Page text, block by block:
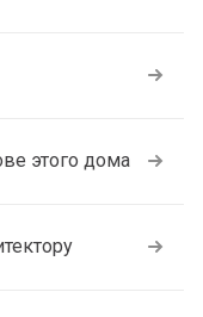
этого дома